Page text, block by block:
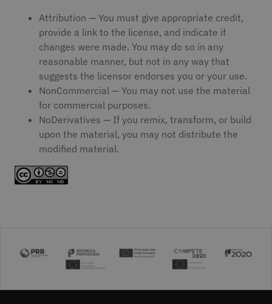
Attribution — You must give appropriate credit,
provide a link to the license, and indicate if
changes were made. You may do so in any
reasonable manner, but not in any way that
suggests the licensor endorses you or your use.
NonCommercial — You may not use the material
for commercial purposes.
NoDerivatives — If you remix, transform, or build
upon the material, you may not distribute the
modified material.